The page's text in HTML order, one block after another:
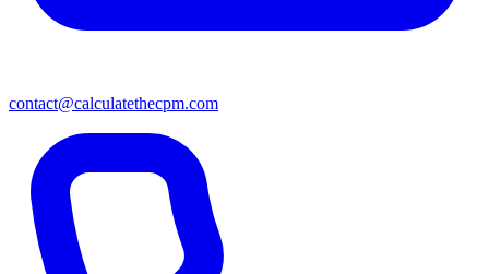
contact@calculatethecpm.com